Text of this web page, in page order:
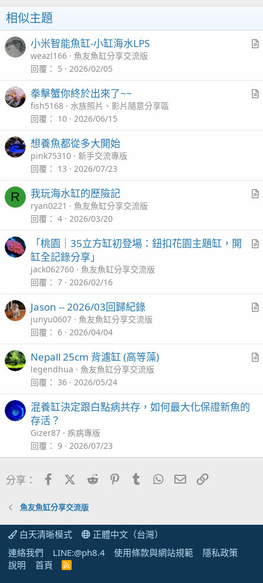
i
o
n
s
：
相似主題
c
小米智能魚缸-小缸海水LPS
weazl166
魚友魚缸分享交流版
回覆
5 2026/02/05
拳擊蟹你終於出來了~~
fish5168
水族照片、影片隨意分享區
回覆
10 2026/06/15
想養魚都從多大開始
pink75310
新手交流專版
回覆
13 2026/07/23
R
c
我玩海水缸的歷險記
ryan0221
魚友魚缸分享交流版
回覆
4 2026/03/20
l
「桃園｜35立方缸初登場：鈕扣花園主題缸，開
缸全記錄分享」
jack062760
魚友魚缸分享交流版
回覆
7 2026/02/16
c
Jason -- 2026/03回歸紀錄
junyu0607
魚友魚缸分享交流版
回覆
6 2026/04/04
Nepall 25cm 背濾缸 (高等藻)
legendhua
魚友魚缸分享交流版
回覆
36 2026/05/24
混養缸決定跟白點病共存，如何最大化保證新魚的
存活？
Gizer87
疾病專版
回覆
9 2026/07/23
分享： FacebookX (Twitter)
Reddit PinterestTumblrWhatsApp電子郵件
魚友魚缸分享交流版
白天清晰模式
正體中文（台灣）
連絡我們
LINE:@ph8.4 使用條款與網站規範
隱私政策
說明
首頁
R